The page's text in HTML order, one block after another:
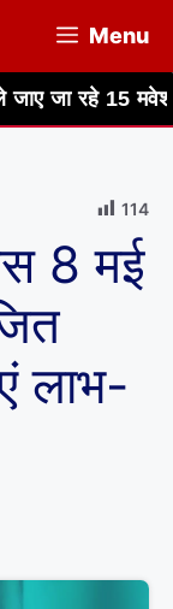
Menu
मवेशी जब्त,
114
8 मई
लाभ-